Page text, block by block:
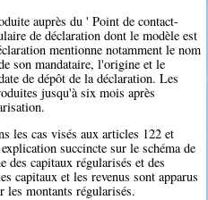
auprès du ' Point de contact-
de déclaration dont le modèle est
mentionne notamment le nom
son mandataire, l'origine et le
de dépôt de la déclaration. Les
jusqu'à six mois après
les cas visés aux articles 122 et
succincte sur le schéma de
capitaux régularisés et des
capitaux et les revenus sont apparus
les montants régularisés.